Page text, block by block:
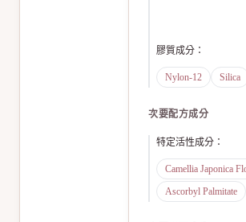
膠質成分 ：
Nylon-12 Silica
次要配方成分
特定活性成分 ：
Camellia Japonica
Ascorbyl Palmitate